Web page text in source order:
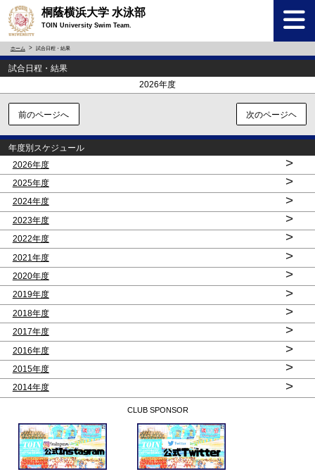
桐蔭横浜大学 水泳部
TOIN University Swim Team.
ホーム 試合日程・結果
試合日程・結果
2026年度
前のページへ 次のページヘ
年度別スケジュール
2026年度
>
2025年度 >
2024年度 >
2023年度 >
2022年度 >
2021年度 >
2020年度 >
2019年度 >
2018年度 >
2017年度 >
2016年度 >
2015年度 >
2014年度 >
CLUB SPONSOR